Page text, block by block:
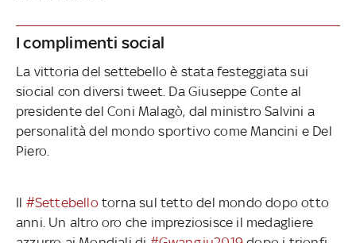
I complimenti social
La vittoria del settebello è stata festeggiata sui
siocial con diversi tweet. Da Giuseppe Conte al
presidente del Coni Malagò, dal ministro Salvini a
personalità del mondo sportivo come Mancini e Del
Piero.
Il #Settebello torna sul tetto del mondo dopo otto
anni. Un altro oro che impreziosisce il medagliere